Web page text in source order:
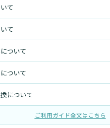
て
て
ついて
ついて
について
ご利用ガイド全文はこちら